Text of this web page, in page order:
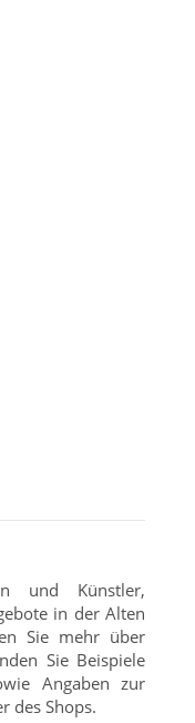
und Künstler,
in der Alten
Sie mehr über
Sie Beispiele
Angaben zur
des Shops.